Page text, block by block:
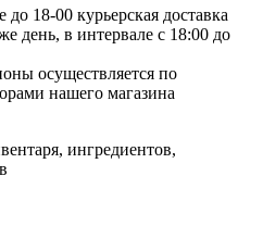
18-00 курьерская доставка
день, в интервале с 18:00 до
осуществляется по
нашего магазина
ингредиентов,